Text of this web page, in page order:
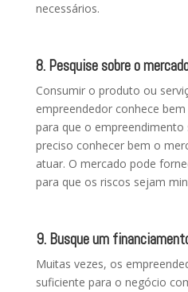
necessários.
8. Pesquise sobre o
Consumir o produto ou
empreendedor conhece
para que o empreendimento
preciso conhecer bem o
atuar. O mercado pode
para que os riscos sejam
9. Busque um
Muitas vezes, os
suficiente para o negócio